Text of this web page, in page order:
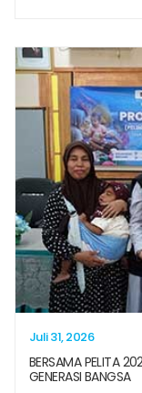
Juli 31, 2026
BERSAMA PELITA
GENERASI BANGSA